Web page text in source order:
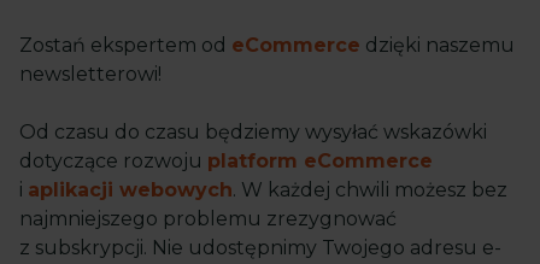
Zostań ekspertem od eCommerce dzięki naszemu
newsletterowi!
Od czasu do czasu będziemy wysyłać wskazówki
dotyczące rozwoju platform eCommerce
i aplikacji webowych. W każdej chwili możesz bez
najmniejszego problemu zrezygnować
z subskrypcji. Nie udostępnimy Twojego adresu e-